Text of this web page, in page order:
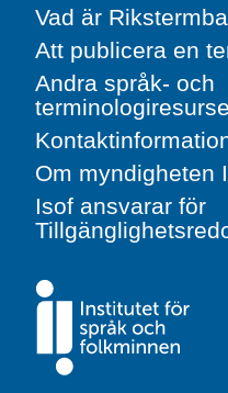
Vad är
Att publicera en
Andra språk- och
Om myndigheten
Isof ansvarar för